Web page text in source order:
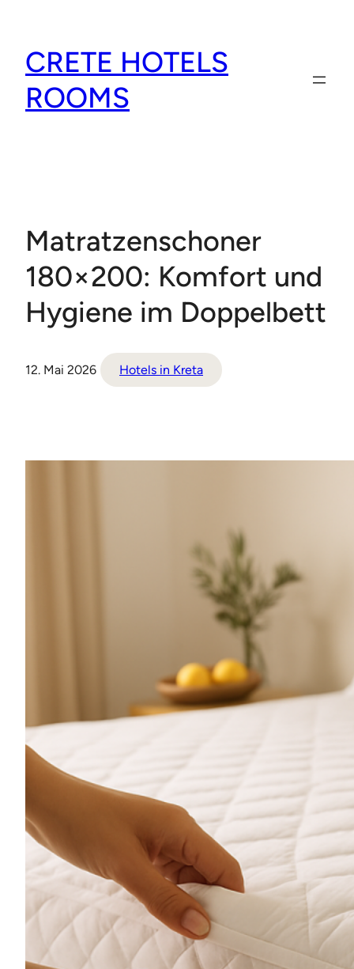
springen
CRETE HOTELS
ROOMS
Matratzenschoner
180×200: Komfort und
Hygiene im Doppelbett
12. Mai 2026 Hotels in Kreta